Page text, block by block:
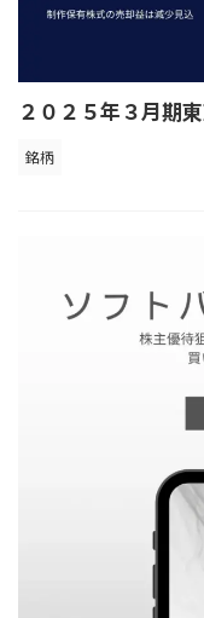
２０２５年３月期
銘柄